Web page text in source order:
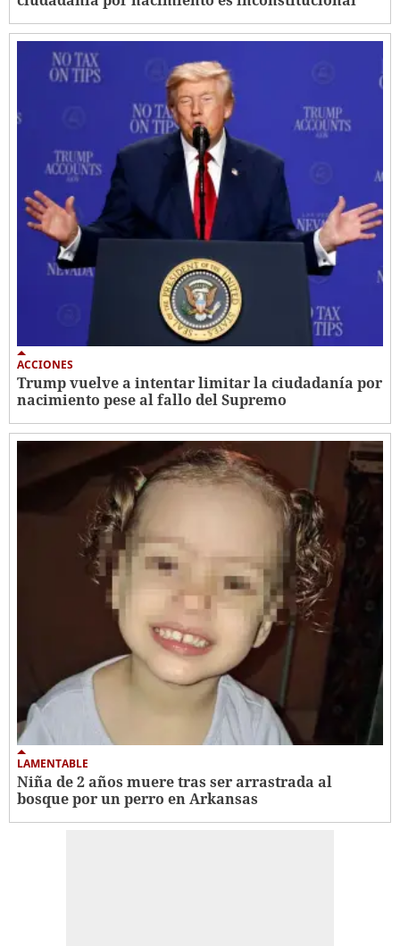
ACCIONES
Trump vuelve a intentar limitar la ciudadanía por
nacimiento pese al fallo del Supremo
LAMENTABLE
Niña de 2 años muere tras ser arrastrada al
bosque por un perro en Arkansas